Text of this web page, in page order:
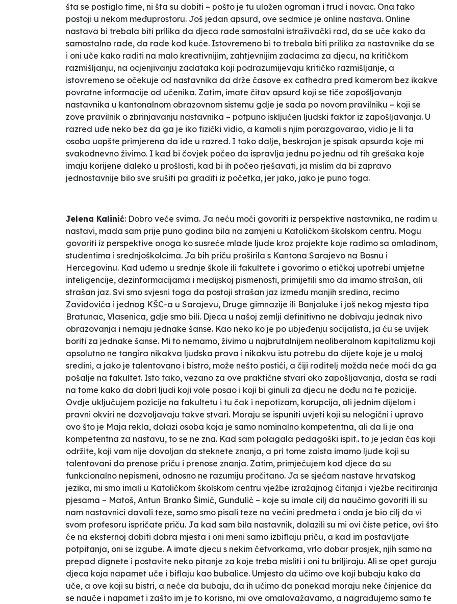
šta se postiglo time, ni šta su dobiti – pošto je tu uložen ogroman i trud i novac. Ona tako
postoji u nekom međuprostoru. Još jedan apsurd, ove sedmice je online nastava. Online
nastava bi trebala biti prilika da djeca rade samostalni istraživački rad, da se uče kako da
samostalno rade, da rade kod kuće. Istovremeno bi to trebala biti prilika za nastavnike da se
i oni uče kako raditi na malo kreativnijim, zahtjevnijim zadacima za djecu, na kritičkom
razmišljanju, na ocjenjivanju zadataka koji podrazumijevaju kritičko razmišljanje, a
istovremeno se očekuje od nastavnika da drže časove ex cathedra pred kamerom bez ikakve
povratne informacije od učenika. Zatim, imate čitav apsurd koji se tiče zapošljavanja
nastavnika u kantonalnom obrazovnom sistemu gdje je sada po novom pravilniku – koji se
zove pravilnik o zbrinjavanju nastavnika – potpuno isključen ljudski faktor iz zapošljavanja. U
razred uđe neko bez da ga je iko fizički vidio, a kamoli s njim porazgovarao, vidio je li ta
osoba uopšte primjerena da ide u razred. I tako dalje, beskrajan je spisak apsurda koje mi
svakodnevno živimo. I kad bi čovjek počeo da ispravlja jednu po jednu od tih grešaka koje
imaju korijene daleko u prošlosti, kad bi ih počeo rješavati, ja mislim da bi zapravo
jednostavnije bilo sve srušiti pa graditi iz početka, jer jako, jako je puno toga.
Jelena Kalinić: Dobro veče svima. Ja neću moći govoriti iz perspektive nastavnika, ne radim u
nastavi, mada sam prije puno godina bila na zamjeni u Katoličkom školskom centru. Mogu
govoriti iz perspektive onoga ko susreće mlade ljude kroz projekte koje radimo sa omladinom,
studentima i srednjoškolcima. Ja bih priču proširila s Kantona Sarajevo na Bosnu i
Hercegovinu. Kad uđemo u srednje škole ili fakultete i govorimo o etičkoj upotrebi umjetne
inteligencije, dezinformacijama i medijskoj pismenosti, primijetili smo da imamo strašan, ali
strašan jaz. Svi smo svjesni toga da postoji strašan jaz između manjih sredina, recimo
Zavidovića i jednog KŠC-a u Sarajevu, Druge gimnazije ili Banjaluke i još nekog mjesta tipa
Bratunac, Vlasenica, gdje smo bili. Djeca u našoj zemlji definitivno ne dobivaju jednak nivo
obrazovanja i nemaju jednake šanse. Kao neko ko je po ubjeđenju socijalista, ja ću se uvijek
boriti za jednake šanse. Mi to nemamo, živimo u najbrutalnijem neoliberalnom kapitalizmu koji
apsolutno ne tangira nikakva ljudska prava i nikakvu istu potrebu da dijete koje je u maloj
sredini, a jako je talentovano i bistro, može nešto postići, a čiji roditelj možda neće moći da ga
pošalje na fakultet. Isto tako, vezano za ove praktične stvari oko zapošljavanja, dosta se radi
na tome kako da dobri ljudi koji vole posao i koji bi ginuli za djecu ne dođu na te pozicije.
Ovdje uključujem pozicije na fakultetu i tu čak i nepotizam, korupcija, ali jednim dijelom i
pravni okviri ne dozvoljavaju takve stvari. Moraju se ispuniti uvjeti koji su nelogični i upravo
ovo što je Maja rekla, dolazi osoba koja je samo nominalno kompetentna, ali da li je ona
kompetentna za nastavu, to se ne zna. Kad sam polagala pedagoški ispit.. to je jedan čas koji
održite, koji vam nije dovoljan da steknete znanja, a pri tome zaista imamo ljude koji su
talentovani da prenose priču i prenose znanja. Zatim, primjećujem kod djece da su
funkcionalno nepismeni, odnosno ne razumiju pročitano. Ja se sjećam nastave hrvatskog
jezika, mi smo imali u Katoličkom školskom centru vježbe izražajnog čitanja i vježbe recitiranja
pjesama – Matoš, Antun Branko Šimić, Gundulić – koje su imale cilj da naučimo govoriti ili su
nam nastavnici davali teze, samo smo pisali teze na većini predmeta i onda je bio cilj da vi
svom profesoru ispričate priču. Ja kad sam bila nastavnik, dolazili su mi ovi čiste petice, ovi što
će na eksternoj dobiti dobra mjesta i oni meni samo izbiflaju priču, a kad im postavljate
potpitanja, oni se izgube. A imate djecu s nekim četvorkama, vrlo dobar prosjek, njih samo na
prepad dignete i postavite neko pitanje za koje treba misliti i oni tu briljiraju. Ali se opet guraju
djeca koja napamet uče i biflaju kao bubalice. Umjesto da učimo ove koji bubaju kako da
uče, a ove koji su bistri, a neće da bubaju, da ih učimo da ponekad moraju neke činjenice da
se nauče i napamet i zašto im je to korisno, mi ove omalovažavamo, a nagrađujemo samo te